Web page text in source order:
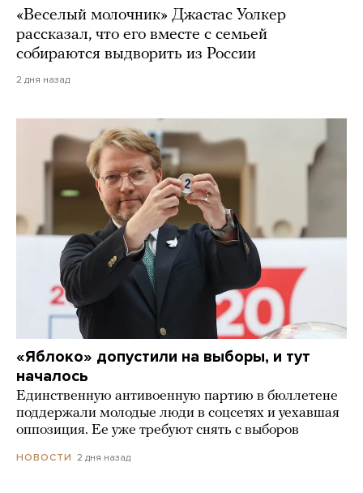
«Веселый молочник» Джастас Уолкер
рассказал, что его вместе с семьей
собираются выдворить из России
2 дня назад
«Яблоко» допустили на выборы, и тут
началось
Единственную антивоенную партию в бюллетене
поддержали молодые люди в соцсетях и уехавшая
оппозиция. Ее уже требуют снять с выборов
НОВОСТИ 2 дня назад